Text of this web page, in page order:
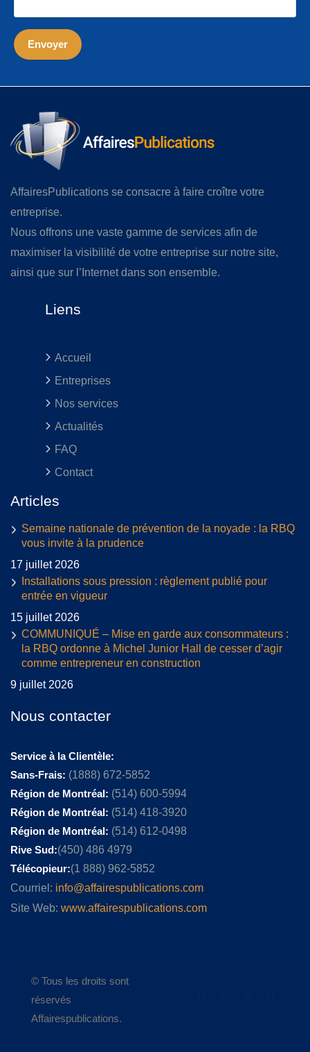
AffairesPublications se consacre à faire croître votre
entreprise.
Nous offrons une vaste gamme de services afin de
maximiser la visibilité de votre entreprise sur notre site,
ainsi que sur l’Internet dans son ensemble.
Liens
Accueil
Entreprises
Nos services
Actualités
FAQ
Contact
Articles
Semaine nationale de prévention de la noyade : la RBQ
vous invite à la prudence
17 juillet 2026
Installations sous pression : règlement publié pour
entrée en vigueur
15 juillet 2026
COMMUNIQUÉ – Mise en garde aux consommateurs :
la RBQ ordonne à Michel Junior Hall de cesser d’agir
comme entrepreneur en construction
9 juillet 2026
Nous contacter
Service à la Clientèle:
Sans-Frais: (1888) 672-5852
Région de Montréal: (514) 600-5994
Région de Montréal: (514) 418-3920
Région de Montréal: (514) 612-0498
Rive Sud:(450) 486 4979
Télécopieur:(1 888) 962-5852
Courriel: info@affairespublications.com
Site Web: www.affairespublications.com
© Tous les droits sont
réservés
Affairespublications.